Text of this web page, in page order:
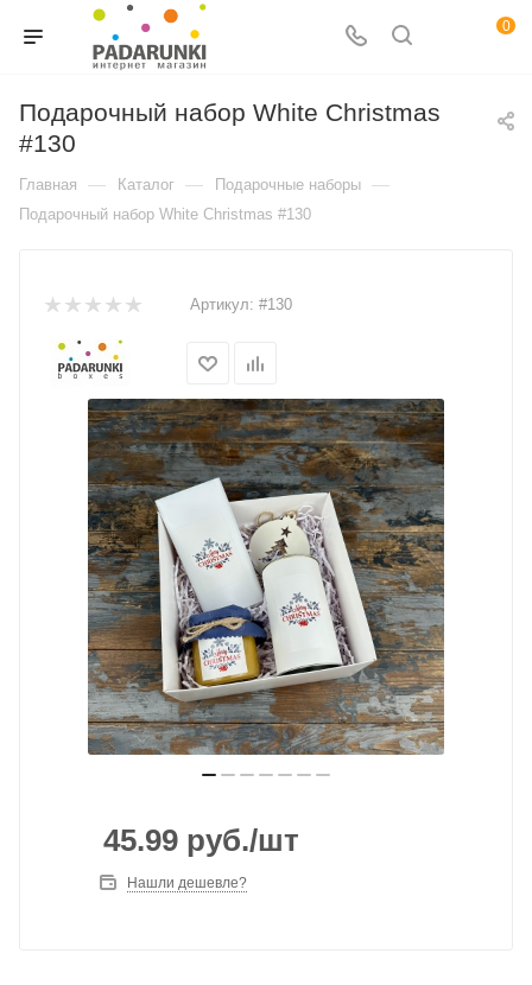
0
Подарочный набор White Christmas
#130
Главная — Каталог — Подарочные наборы —
Подарочный набор White Christmas #130
Артикул: #130
45.99 руб./шт
Нашли дешевле?